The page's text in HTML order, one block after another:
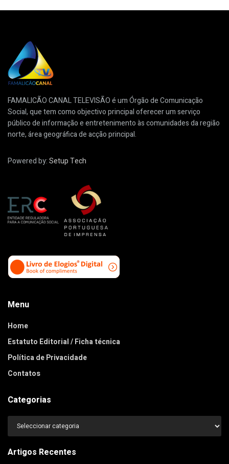
FAMALICÃO CANAL TELEVISÃO é um Órgão de Comunicação
Social, que tem como objectivo principal oferecer um serviço
público de informação e entretenimento às comunidades da região
norte, área geográfica de acção principal.
Powered by:Setup Tech
Menu
Home
Estatuto Editorial / Ficha técnica
Política de Privacidade
Contatos
Categorias
Categorias
Artigos Recentes